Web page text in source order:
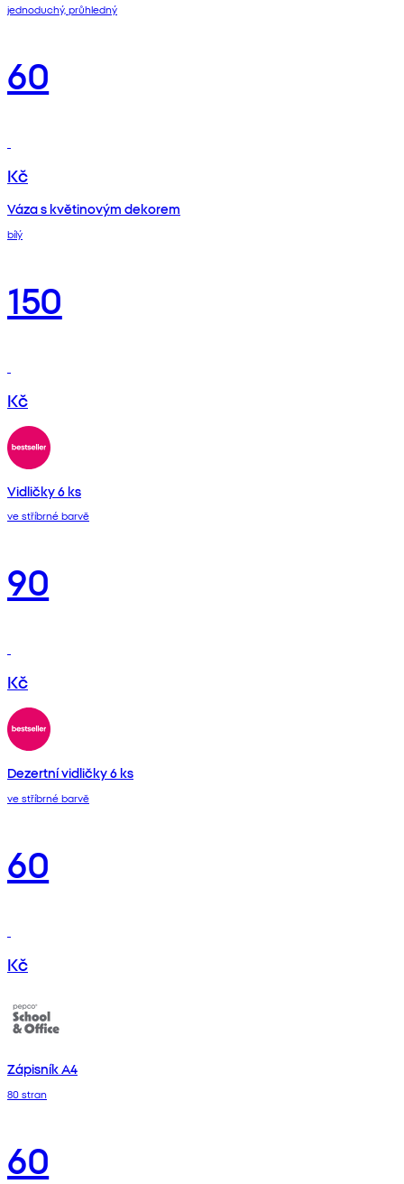
jednoduchý, průhledný
60
Kč
Váza s květinovým dekorem
bílý
150
Kč
Vidličky 6 ks
ve stříbrné barvě
90
Kč
Dezertní vidličky 6 ks
ve stříbrné barvě
60
Kč
Zápisník A4
80 stran
60